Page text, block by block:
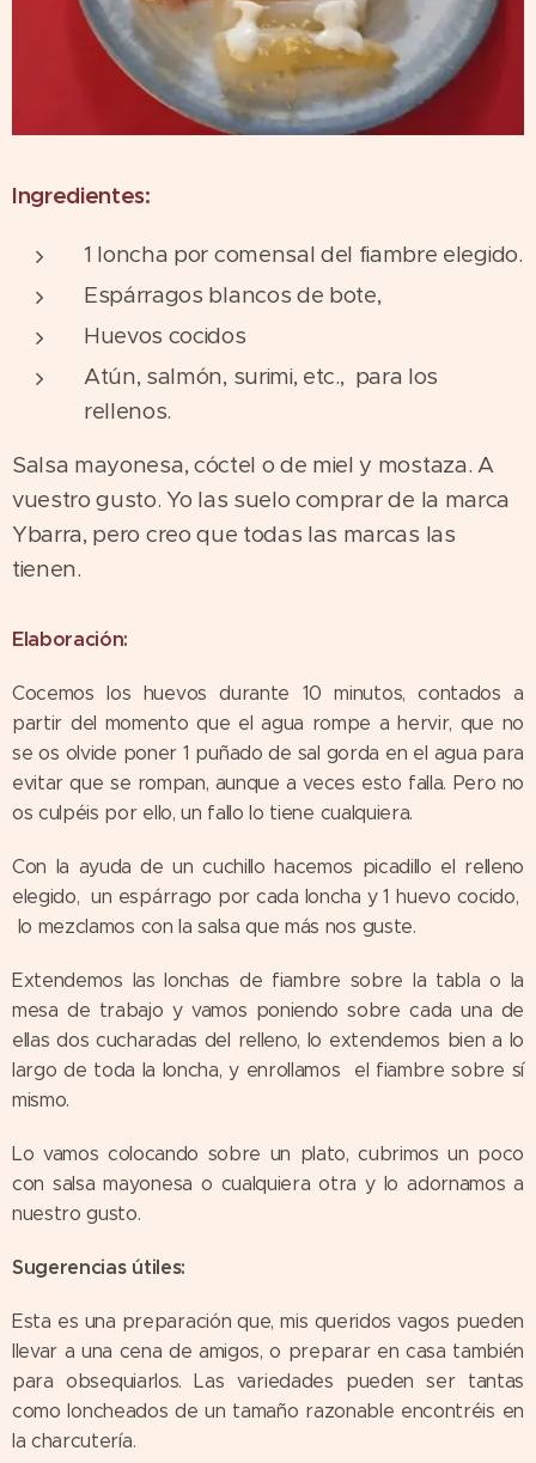
Ingredientes:
1 loncha por comensal del fiambre elegido.
Espárragos blancos de bote,
Huevos cocidos
Atún, salmón, surimi, etc., para los
rellenos.
Salsa mayonesa, cóctel o de miel y mostaza. A
vuestro gusto. Yo las suelo comprar de la marca
Ybarra, pero creo que todas las marcas las
tienen.
Elaboración:
Cocemos los huevos durante 10 minutos, contados a
partir del momento que el agua rompe a hervir, que no
se os olvide poner 1 puñado de sal gorda en el agua para
evitar que se rompan, aunque a veces esto falla. Pero no
os culpéis por ello, un fallo lo tiene cualquiera.
Con la ayuda de un cuchillo hacemos picadillo el relleno
elegido, un espárrago por cada loncha y 1 huevo cocido,
lo mezclamos con la salsa que más nos guste.
Extendemos las lonchas de fiambre sobre la tabla o la
mesa de trabajo y vamos poniendo sobre cada una de
ellas dos cucharadas del relleno, lo extendemos bien a lo
largo de toda la loncha, y enrollamos el fiambre sobre sí
mismo.
Lo vamos colocando sobre un plato, cubrimos un poco
con salsa mayonesa o cualquiera otra y lo adornamos a
nuestro gusto.
Sugerencias útiles:
Esta es una preparación que, mis queridos vagos pueden
llevar a una cena de amigos, o preparar en casa también
para obsequiarlos. Las variedades pueden ser tantas
como loncheados de un tamaño razonable encontréis en
la charcutería.